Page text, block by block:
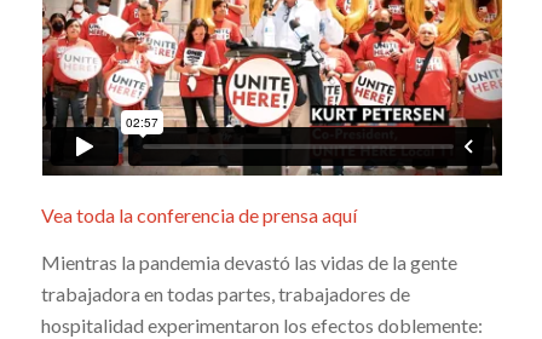
Vea toda la conferencia de prensa aquí
Mientras la pandemia devastó las vidas de la gente
trabajadora en todas partes, trabajadores de
hospitalidad experimentaron los efectos doblemente: